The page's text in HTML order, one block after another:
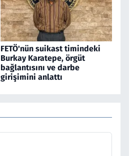
FETÖ'nün suikast timindeki
Burkay Karatepe, örgüt
bağlantısını ve darbe
girişimini anlattı